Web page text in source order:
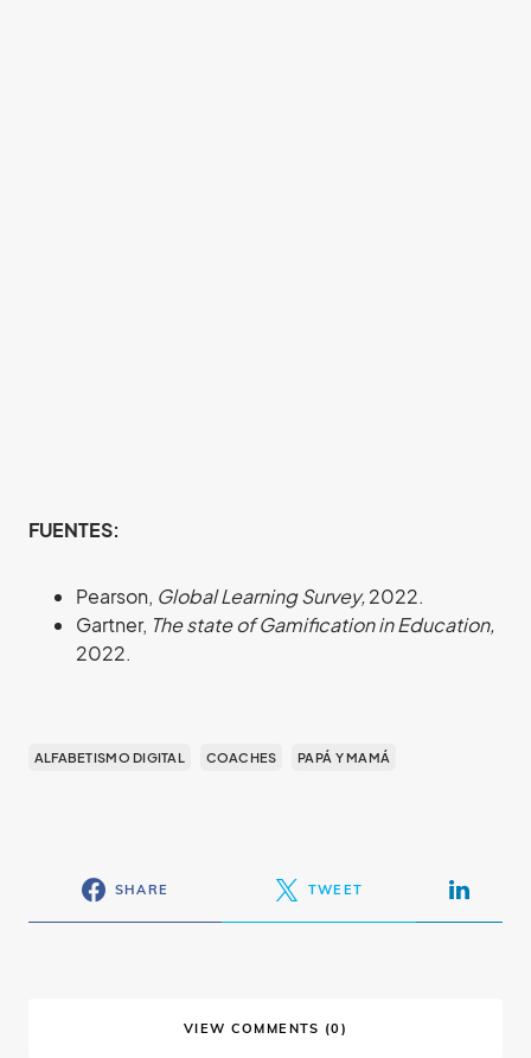
FUENTES:
Pearson, Global Learning Survey,2022.
Gartner, The state of Gamification in Education,
2022.
ALFABETISMO DIGITAL COACHES PAPÁ Y MAMÁ
SHARE TWEET
VIEW COMMENTS (0)